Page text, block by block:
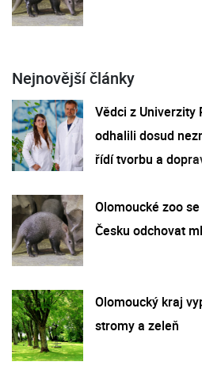
Nejnovější články
Vědci z Univerzity
odhalili dosud
řídí tvorbu a
Olomoucké zoo
Česku odchovat
Olomoucký kraj
stromy a zeleň